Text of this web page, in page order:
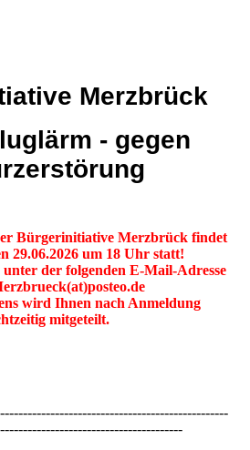
Merzbrück
- gegen
Bürgerinitiative Merzbrück findet
29.06.2026 um 18 Uhr statt!
unter der folgenden E-Mail-Adresse
wird Ihnen nach Anmeldung
mitgeteilt.